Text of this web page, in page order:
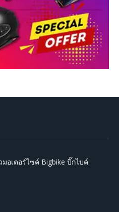
อเตอร์ไซค์ Bigbike บิ๊กไบค์